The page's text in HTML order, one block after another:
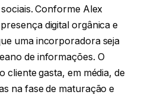
Conforme Alex
digital orgânica e
uma incorporadora seja
de informações. O
cliente gasta, em média, de
na fase de maturação e